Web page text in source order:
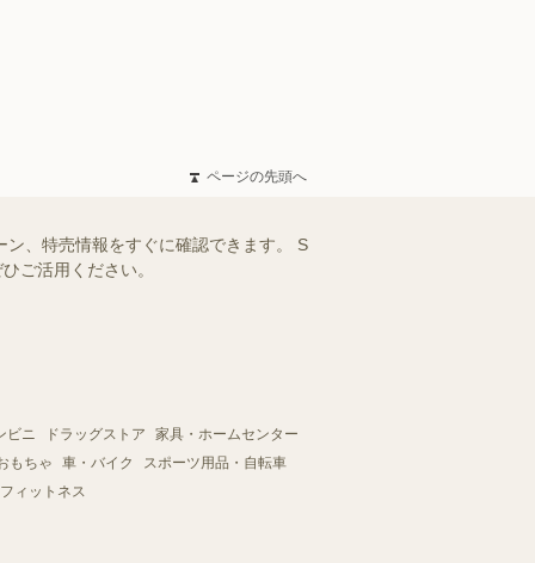
ページの先頭へ
、特売情報をすぐに確認できます。 S
ご活用ください。
ビニ ドラッグストア
家具・ホームセンター
もちゃ 車・バイク
スポーツ用品・自転車
ィットネス